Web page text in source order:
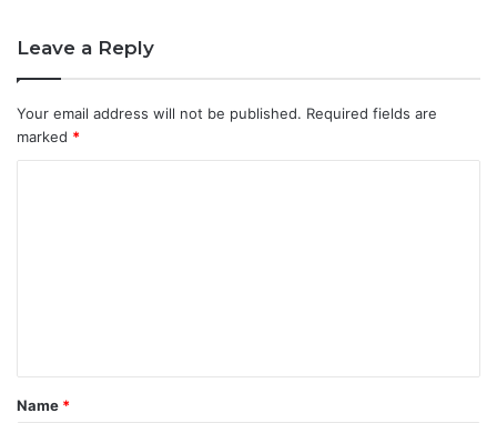
Leave a Reply
Your email address will not be published. Required fields are
marked *
t
*
Name *